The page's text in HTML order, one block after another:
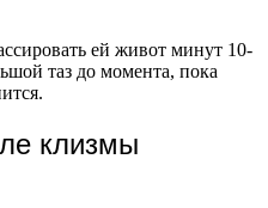
ей живот минут 10-
таз до момента, пока
клизмы